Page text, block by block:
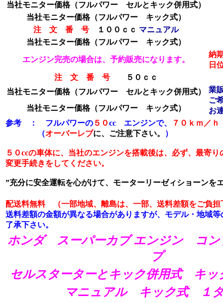
当社モニター価格（フルパワー セルとキック併用式）
当社モニター価格（フルパワー キック式）
注 文 番 号
１００ｃｃ マニュアル
当社モニター価格（フルパワー キック式）
エンジン完売の場合は、予約販売になります。
納
日
注 文 番 号
５０ｃｃ
当社モニター価格（フルパワー セルとキック併用式）
業
ご
お
当社モニター価格（フルパワー キック式）
参考 ： フルパワーの ５０cc エンジンで、
７０ｋｍ／
（オーバーレブに、ご注意下さい。 ）
５０ccの車体に、当社のエンジンを搭載後は、必ず、最寄
変更手続きをしてください。
”充分に安全運転を心がけて、モーターリーゼィショーンを
配送料無料 （一部地域、離島は、一部、送料差額をご負担
送料差額の金額が異なる場合がありますが、モデル・地域
了承下さい。
ホンダ スーパーカブ エンジン コ
プ
セルスターターとキック併用式 キ
マニュアル キック式 １